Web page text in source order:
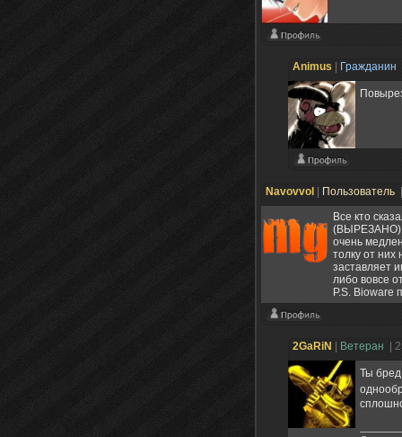
Animus Гражданин
Navovvol Пользователь
Все кто
(ВЫРЕЗАНО),
очень
толку от них
заставляет
либо вовсе
P.S. Bioware
2GaRiN Ветеран |
Ты